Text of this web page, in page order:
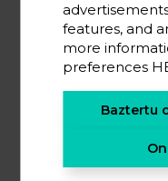
features, and
more
preferences
Baztertu